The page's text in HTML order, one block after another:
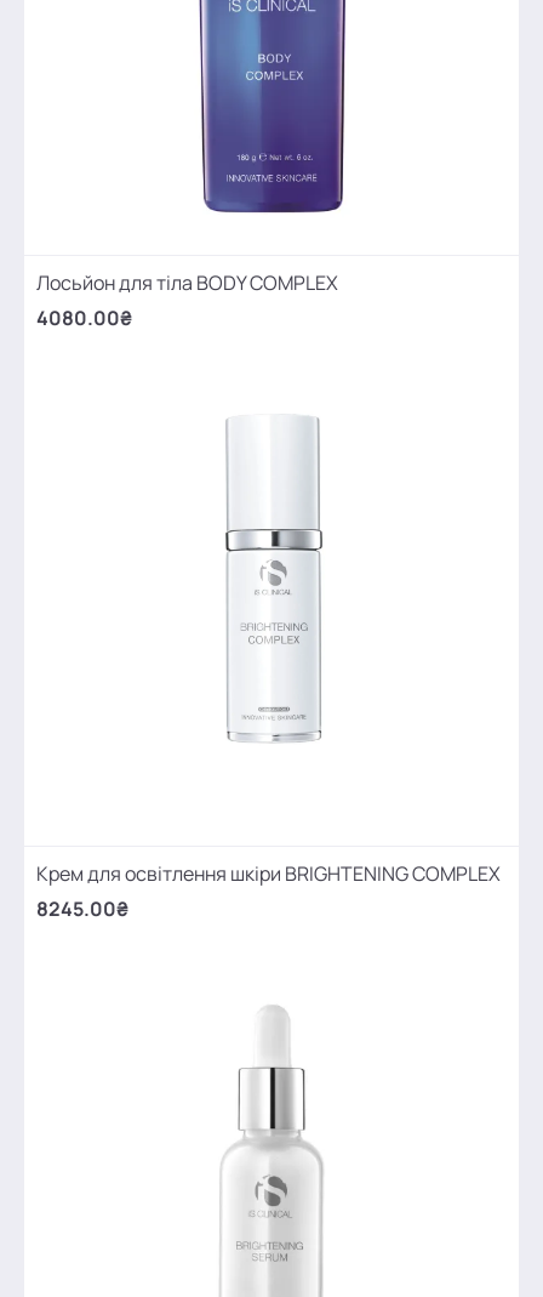
Лосьйон для тіла BODY COMPLEX
4080.00₴
Крем для освітлення шкіри BRIGHTENING COMPLEX
8245.00₴